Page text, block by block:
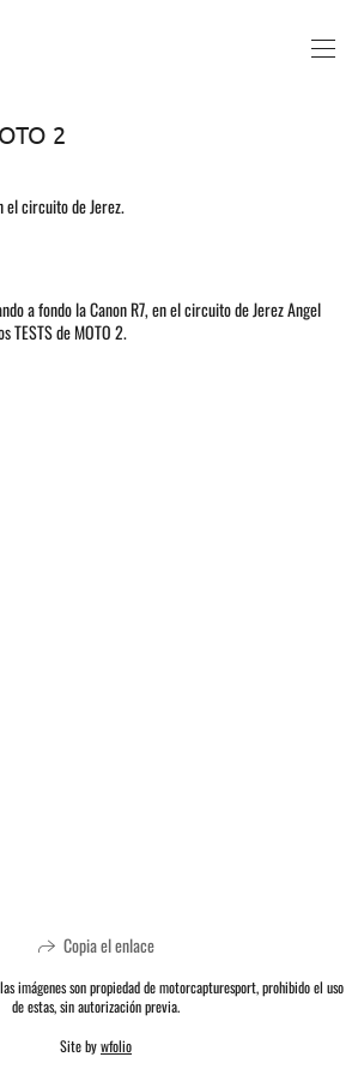
2
el circuito de Jerez.
a fondo la Canon R7, en el circuito de Jerez Angel
TESTS de MOTO 2.
Copia el enlace
imágenes son propiedad de motorcapturesport, prohibido el uso
de estas, sin autorización previa.
Site bywfolio